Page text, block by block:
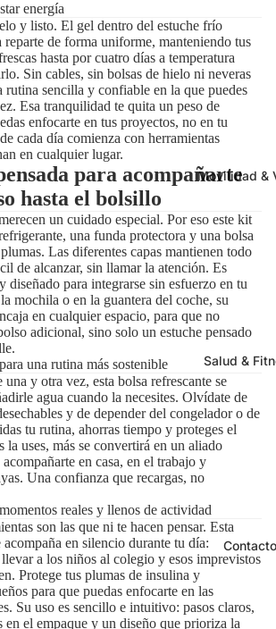
Movilidad &
Salud &
Contacto
energía
y listo. El gel dentro del estuche frío
reparte de forma uniforme, manteniendo tus
hasta por cuatro días a temperatura
Sin cables, sin bolsas de hielo ni neveras
rutina sencilla y confiable en la que puedes
Esa tranquilidad te quita un peso de
enfocarte en tus proyectos, no en tu
cada día comienza con herramientas
en cualquier lugar.
para acompañarte
hasta el bolsillo
un cuidado especial. Por eso este kit
una funda protectora y una bolsa
Las diferentes capas mantienen todo
de alcanzar, sin llamar la atención. Es
diseñado para integrarse sin esfuerzo en tu
mochila o en la guantera del coche, su
en cualquier espacio, para que no
adicional, sino solo un estuche pensado
una rutina más sostenible
una y otra vez, esta bolsa refrescante se
agua cuando la necesites. Olvídate de
y de depender del congelador o de
tu rutina, ahorras tiempo y proteges el
la uses, más se convertirá en un aliado
en casa, en el trabajo y
Una confianza que recargas, no
reales y llenos de actividad
son las que ni te hacen pensar. Esta
en silencio durante tu día:
a los niños al colegio y esos imprevistos
Protege tus plumas de insulina y
para que puedas enfocarte en las
Su uso es sencillo e intuitivo: pasos claros,
en el empaque y un diseño que prioriza la